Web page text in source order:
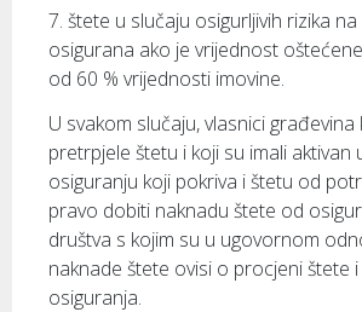
7. štete u slučaju osigurljivih rizika
osigurana ako je vrijednost
od 60 % vrijednosti imovine.
U svakom slučaju, vlasnici građevina
pretrpjele štetu i koji su imali aktivan
osiguranju koji pokriva i štetu od
pravo dobiti naknadu štete od
društva s kojim su u ugovornom
naknade štete ovisi o procjeni štete
osiguranja.